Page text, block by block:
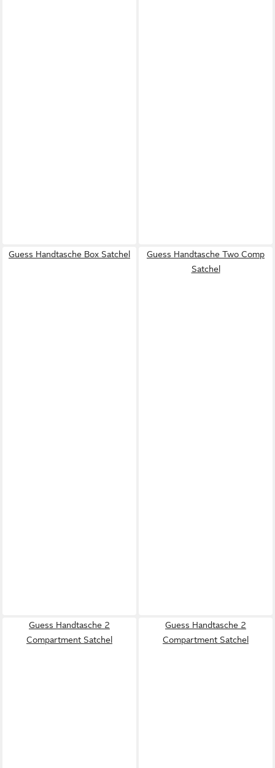
Guess Handtasche Box Satchel
Guess Handtasche Two Comp
Satchel
Guess Handtasche 2
Compartment Satchel
Guess Handtasche 2
Compartment Satchel